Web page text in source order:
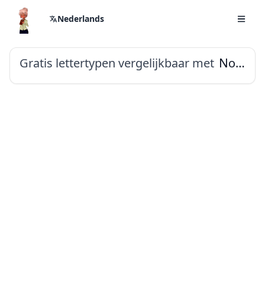
Nederlands
Gratis lettertypen vergelijkbaar met Noto Sans Nushu